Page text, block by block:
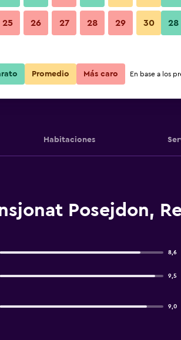
Ver precios
Habitaciones
Posejdon,
8,6
9,5
9,0
25 26 27 28 29 30 28
Promedio Más caro En base a los